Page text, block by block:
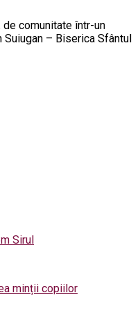
comunitate într-un
– Biserica Sfântul
Sirul
minții copiilor